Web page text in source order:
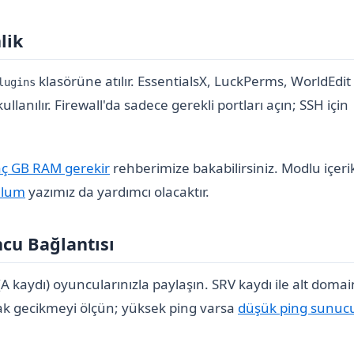
klasörüne atılır. EssentialsX, LuckPerms,
Firewall'da sadece gerekli portları açın; SSH için
GB RAM gerekir rehberimize bakabilirsiniz. Modlu
yazımız da yardımcı olacaktır.
Bağlantısı
oyuncularınızla paylaşın. SRV kaydı ile alt
gecikmeyi ölçün; yüksek ping varsa düşük ping